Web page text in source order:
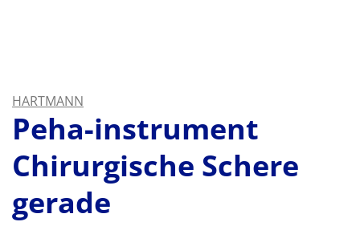
HARTMANN
Peha-instrument
Chirurgische Schere
gerade